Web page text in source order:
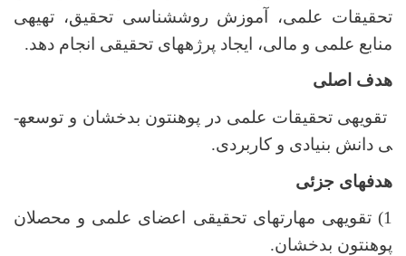
تحقیقات علمی، آموزش روش­شناسی تحقیق، تهیه­ی
منابع علمی و مالی، ایجاد پرژه­های تحقیقی انجام دهد.
هدف اصلی
تقویه­ی تحقیقات علمی در پوهنتون بدخشان و توسعه­
ی دانش بنیادی و کاربردی.
هدف­های جزئی
1) تقویه­ی مهارت­های تحقیقی اعضای علمی و محصلان
پوهنتون بدخشان.